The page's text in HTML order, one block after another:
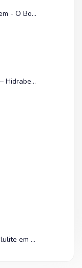
5. Gel creme anticelulite Cuide-se Bem - O Boticário
8. Gel redutor de medidas e celulite – Hidrabene
Procurando pelo melhor creme para celulite em oferta? Olha na Shopee!